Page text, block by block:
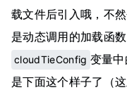
载文件后引入哦，不
是动态调用的加载函
cloudTieConfig 变量
是下面这个样子了（